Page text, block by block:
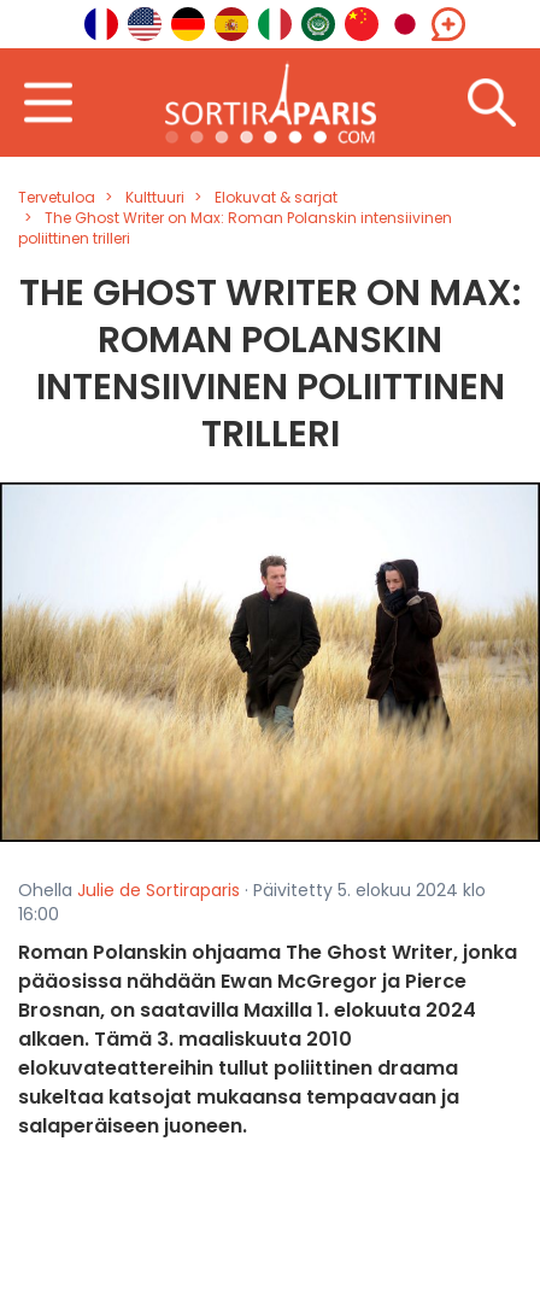
Tervetuloa Kulttuuri
Elokuvat & sarjat
The Ghost Writer on Max: Roman Polanskin intensiivinen
poliittinen trilleri
THE GHOST WRITER ON MAX:
ROMAN POLANSKIN
INTENSIIVINEN POLIITTINEN
TRILLERI
Ohella Julie de Sortiraparis · Päivitetty 5. elokuu 2024 klo
16:00
Roman Polanskin ohjaama The Ghost Writer, jonka
pääosissa nähdään Ewan McGregor ja Pierce
Brosnan, on saatavilla Maxilla 1. elokuuta 2024
alkaen. Tämä 3. maaliskuuta 2010
elokuvateattereihin tullut poliittinen draama
sukeltaa katsojat mukaansa tempaavaan ja
salaperäiseen juoneen.